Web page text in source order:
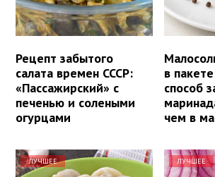
Рецепт забытого
салата времен СССР:
«Пассажирский» с
печенью и солеными
огурцами
в
способ
чем в
ЛУЧШЕЕ ЛУЧШЕЕ